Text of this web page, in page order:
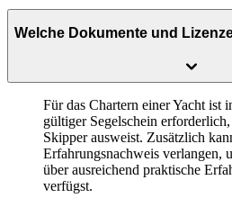
Welche Dokumente und
Für das Chartern einer Yacht ist
gültiger Segelschein
Skipper ausweist. Zusätzlich
Erfahrungsnachweis verlangen,
über ausreichend praktische
verfügst.